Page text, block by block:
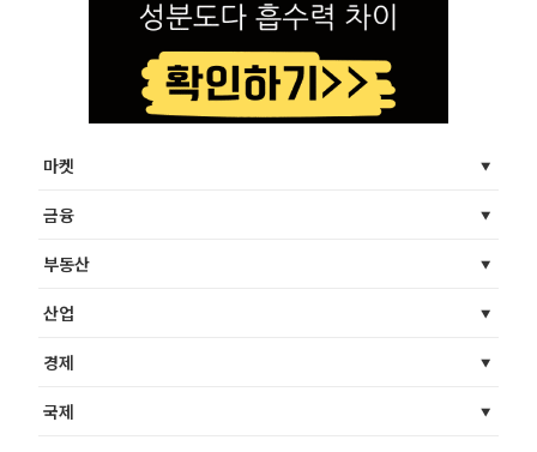
마켓
금융
부동산
산업
경제
국제